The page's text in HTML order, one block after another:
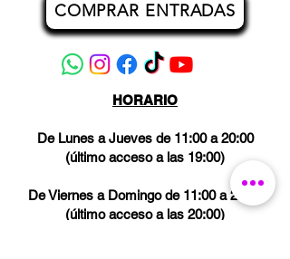
COMPRAR ENTRADAS
HORARIO
De Lunes a Jueves de 11:00 a 20:00
(último acceso a las 19:00)
De Viernes a Domingo de 11:00 a 21:00
(último acceso a las 20:00)